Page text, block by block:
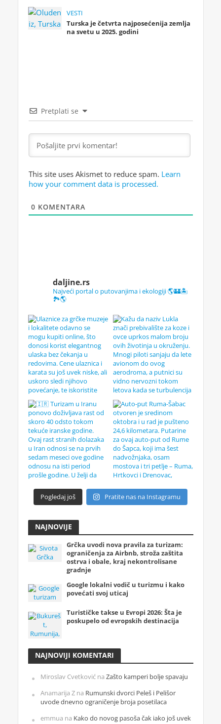
VESTI
Turska je četvrta najposećenija zemlja
na svetu u 2025. godini
Pretplati se
This site uses Akismet to reduce spam. Learn
how your comment data is processed.
0 KOMENTARA
daljine.rs
Najveći portal o putovanjima i ekologiji 🌎🏰🏝️
🏞️🌎
Pogledaj još Pratite nas na Instagramu
NAJNOVIJE
Grčka uvodi nova pravila za turizam:
ograničenja za Airbnb, stroža zaštita
ostrva i obale, kraj nekontrolisane
gradnje
Google lokalni vodič u turizmu i kako
povećati svoj uticaj
Turističke takse u Evropi 2026: Šta je
poskupelo od evropskih destinacija
NAJNOVIJI KOMENTARI
Miroslav Cvetkovićna Zašto kamperi bolje spavaju
Anamarija Zna Rumunski dvorci Peleš i Pelišor
uvode dnevno ograničenje broja posetilaca
emmua na Kako do novog pasoša čak iako još uvek